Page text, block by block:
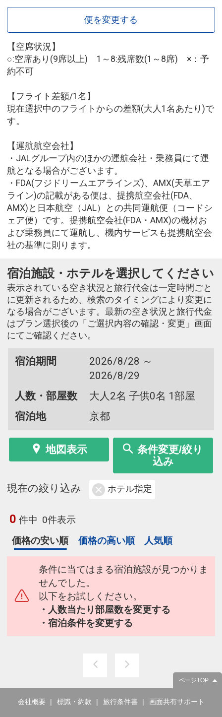
便を変更する
【空席状況】
○:空席あり(9席以上) 1～8:残席数(1～8席) ×：予
約不可
【フライト差額/1名】
現在選択中のフライトからの差額(大人1名あたり)で
す。
【運航航空会社】
・JALグループ内のほかの運航会社・乗務員にて運
航となる場合がございます。
・FDA(フジドリームエアラインズ)、AMX(天草エア
ライン)の記載がある便は、提携航空会社(FDA、
AMX)と日本航空（JAL）との共同運航便（コードシ
ェア便）です。提携航空会社(FDA・AMX)の機材お
よび乗務員にて運航し、機内サービスも提携航空会
社の基準に則ります。
宿泊施設・ホテルを選択してください
表示されている空き状況と旅行代金は一定時間ごと
に更新されるため、検索のタイミングにより変更に
なる場合がございます。最新の空き状況と旅行代金
はプラン選択後の「ご選択内容の確認・変更」画面
にてご確認ください。
宿泊期間
2026/8/28 ～
2026/8/29
人数・部屋数
大人2名 子供0名 1部屋
宿泊地
京都
地図表示
条件変更/絞り
込み
現在の絞り込み ホテル指定
0 件中 0件表示
価格の安い順
価格の高い順 人気順
条件に当てはまる宿泊施設が見つかりま
せんでした。
以下をお試しください。
・人数当たり部屋数を変更する
・宿泊条件を変更する
ページTOP
会社概要 標識・約款 旅行条件書 画面共有サポート